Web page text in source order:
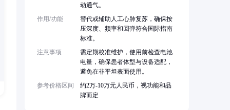
动通气。
作用/功能
替代或辅助人工心肺复苏，确保按
压深度、频率和回弹符合国际指南
标准。
注意事项
需定期校准维护，使用前检查电池
电量，确保患者体型与设备适配，
避免在非平坦表面使用。
参考价格区间
约2万-10万元人民币，视功能和品
牌而定